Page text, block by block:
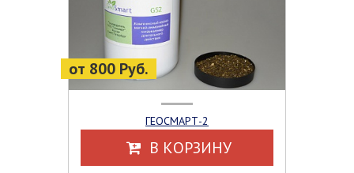
от 800 Руб.
ГЕОСМАРТ-2
В КОРЗИНУ